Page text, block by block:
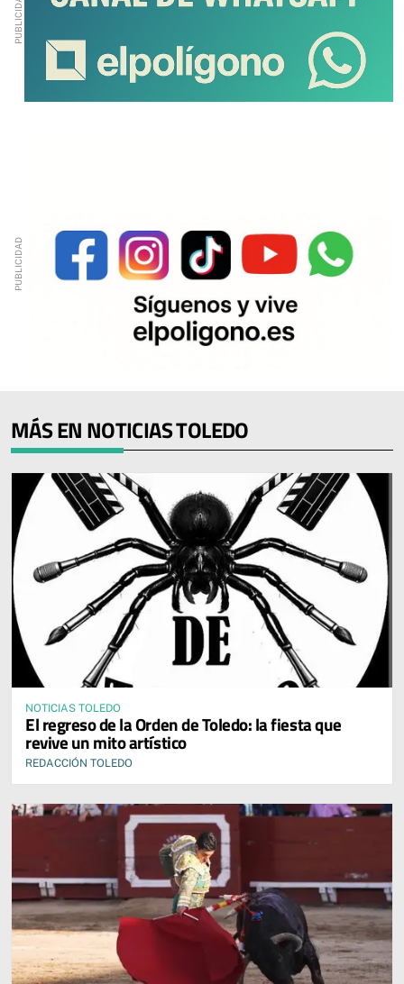
MÁS EN NOTICIAS TOLEDO
NOTICIAS TOLEDO
El regreso de la Orden de Toledo: la fiesta que
revive un mito artístico
REDACCIÓN TOLEDO